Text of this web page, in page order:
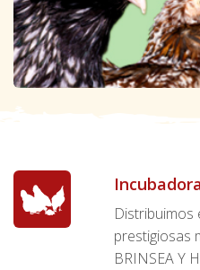
Distribuimos
prestigiosas
BRINSEA Y